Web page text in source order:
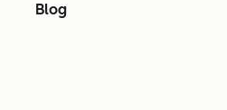
Blog